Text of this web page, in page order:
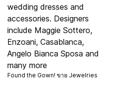
wedding dresses and
accessories. Designers
include Maggie Sottero,
Enzoani, Casablanca,
Angelo Bianca Sposa and
many more
Found the Gown! ขาย Jewelries